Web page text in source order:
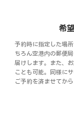
希
予約時に指定した場
ちろん空港内の郵便
届けします。また、
ことも可能。同様に
ご予約を済ませてか